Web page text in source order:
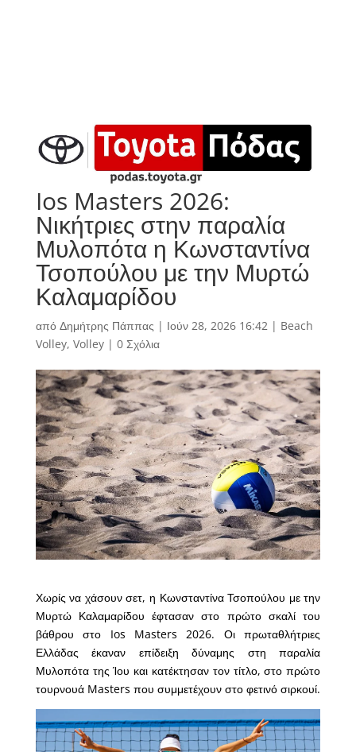
Ios Masters 2026:
Νικήτριες στην παραλία
Μυλοπότα η Κωνσταντίνα
Τσοπούλου με την Μυρτώ
Καλαμαρίδου
από Δημήτρης Πάππας | Ιούν 28, 2026 16:42| Beach
Volley, Volley| 0 Σχόλια
Χωρίς να χάσουν σετ, η Κωνσταντίνα Τσοπούλου με την
Μυρτώ Καλαμαρίδου έφτασαν στο πρώτο σκαλί του
βάθρου στο Ios Masters 2026. Οι πρωταθλήτριες
Ελλάδας έκαναν επίδειξη δύναμης στη παραλία
Μυλοπότα της Ίου και κατέκτησαν τον τίτλο, στο πρώτο
τουρνουά Masters που συμμετέχουν στο φετινό σιρκουί.